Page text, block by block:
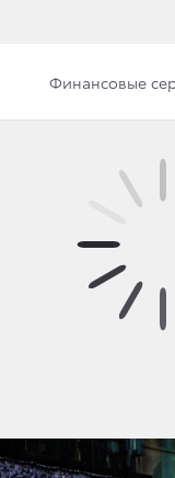
Финансовые